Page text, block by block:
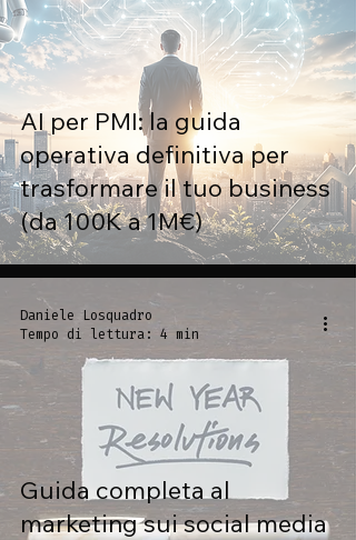
AI per PMI: la guida
operativa definitiva per
trasformare il tuo business
(da 100K a 1M€)
Guida completa al
marketing sui social media
Daniele Losquadro
Tempo di lettura: 4 min